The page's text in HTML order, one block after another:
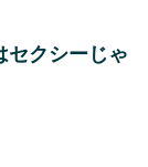
セクシーじゃ